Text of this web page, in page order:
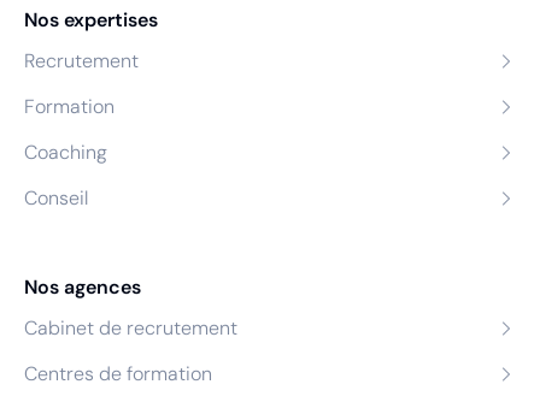
Nos expertises
Recrutement
Formation
Coaching
Conseil
Nos agences
Cabinet de recrutement
Centres de formation